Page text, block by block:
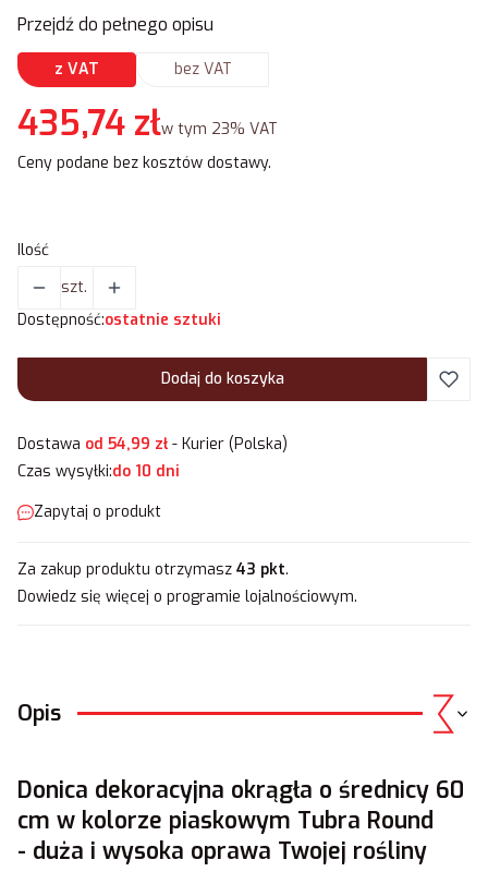
Przejdź do pełnego opisu
z VAT bez VAT
Cena
435,74 złw tym 23% VAT
w tym 23% VAT
Ceny podane bez kosztów dostawy.
Ilość
szt.
Dostępność:ostatnie sztuki
Dodaj do koszyka
Dostawa od 54,99 zł- Kurier (Polska)
Czas wysyłki:do 10 dni
Zapytaj o produkt
Za zakup produktu otrzymasz 43 pkt.
Dowiedz się więcej o programie lojalnościowym.
Opis
Donica dekoracyjna okrągła o średnicy 60
cm w kolorze piaskowym Tubra Round
- duża i wysoka oprawa Twojej rośliny